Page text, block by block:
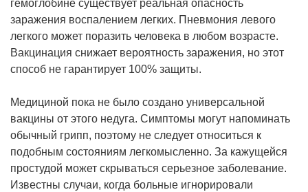
гемоглобине существует реальная опасность
заражения воспалением легких. Пневмония левого
легкого может поразить человека в любом возрасте.
Вакцинация снижает вероятность заражения, но этот
способ не гарантирует 100% защиты.
Медициной пока не было создано универсальной
вакцины от этого недуга. Симптомы могут напоминать
обычный грипп, поэтому не следует относиться к
подобным состояниям легкомысленно. За кажущейся
простудой может скрываться серьезное заболевание.
Известны случаи, когда больные игнорировали